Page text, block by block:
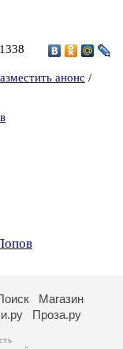
анонс /
Магазин
Проза.ру